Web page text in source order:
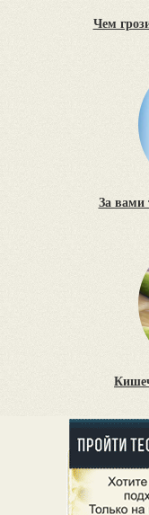
Чем
За вами